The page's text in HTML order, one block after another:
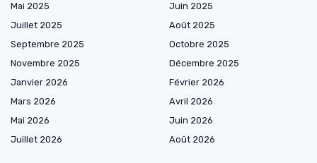
Mai 2025
Juin 2025
Juillet 2025
Août 2025
Septembre 2025
Octobre 2025
Novembre 2025
Décembre 2025
Janvier 2026
Février 2026
Mars 2026
Avril 2026
Mai 2026
Juin 2026
Juillet 2026
Août 2026